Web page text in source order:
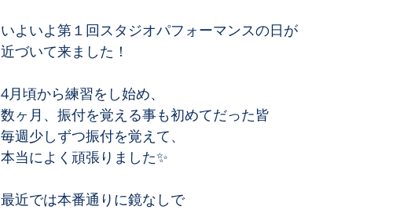
いよいよ第１回スタジオパフォーマンスの日が﻿
近づいて来ました！﻿
4月頃から練習をし始め、﻿
数ヶ月、振付を覚える事も初めてだった皆﻿
毎週少しずつ振付を覚えて、﻿
本当によく頑張りました✨﻿
最近では本番通りに鏡なしで